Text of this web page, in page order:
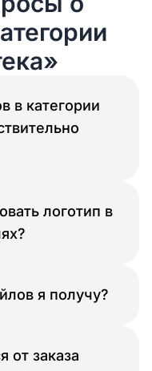
в категории
логотип в
я получу?
от заказа